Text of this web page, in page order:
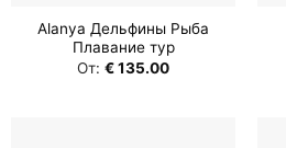
Alanya Дельфины Рыба
Плавание тур
От: €135.00